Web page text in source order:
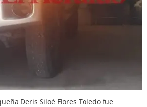
Deris Siloé Flores Toledo fue